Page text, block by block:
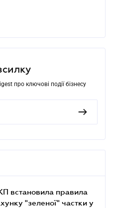
про ключові події бізнесу
встановила правила
"зеленої" частки у